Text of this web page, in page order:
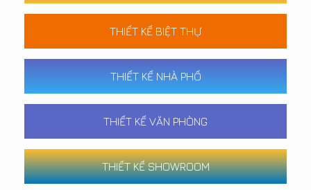
THIẾT KẾ BIỆT THỰ
THIẾT KẾ NHÀ PHỐ
THIẾT KẾ VĂN PHÒNG
THIẾT KẾ SHOWROOM